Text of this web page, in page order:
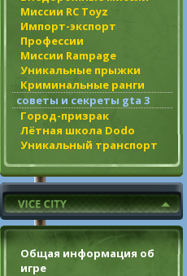
Миссии RC Toyz
Импорт-экспорт
Профессии
Миссии Rampage
Уникальные прыжки
Криминальные ранги
советы и секреты gta 3
Город-призрак
Лётная школа Dodo
Уникальный транспорт
Общая информация об
игре